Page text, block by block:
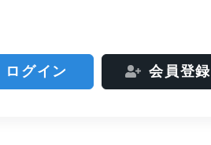
ログイン 会員登録